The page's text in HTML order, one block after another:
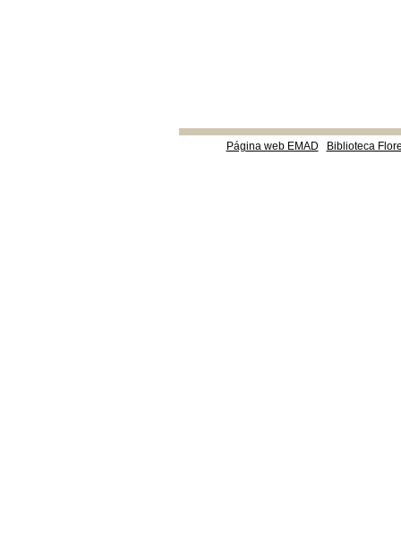
Página web EMAD Biblioteca